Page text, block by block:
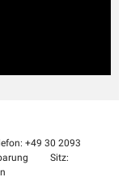
+49 30 2093
Sitz: